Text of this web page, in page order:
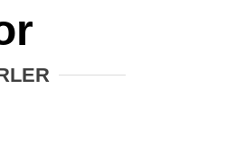
Altcoin Haberleri